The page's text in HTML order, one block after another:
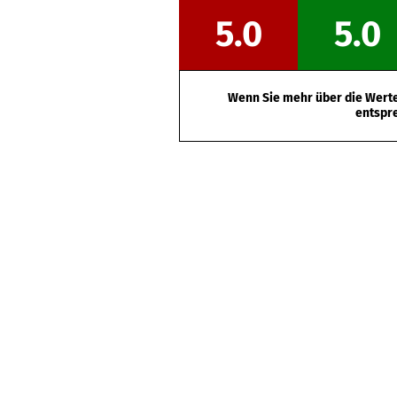
5.0 5.0
Wenn Sie mehr über die